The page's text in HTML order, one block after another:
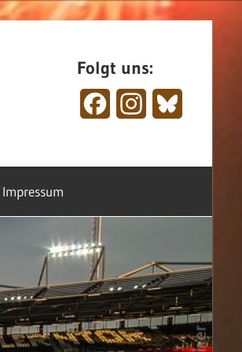
Folgt uns:
FacebookInstagram
Impressum